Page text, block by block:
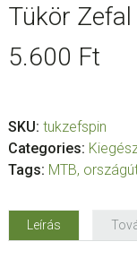
Tükör
5.600 Ft
SKU: tukzefspin
Categories:
Tags: MTB,
Leírás